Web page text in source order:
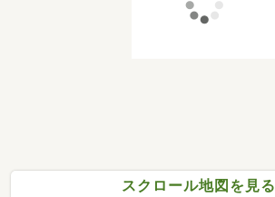
スクロール地図を見る